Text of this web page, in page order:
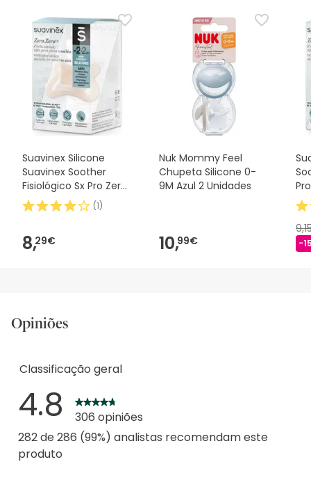
Suavinex Silicone
Suavinex Soother
Fisiológico Sx Pro Zero
2m 1 peça
(1)
8,29€
Nuk Mommy Feel
Chupeta Silicone 0-
9M Azul 2 Unidades
10,99€ -
Opiniões
Classificação geral
4.8
306 opiniões
282 de 286 (99%) analistas recomendam este
produto